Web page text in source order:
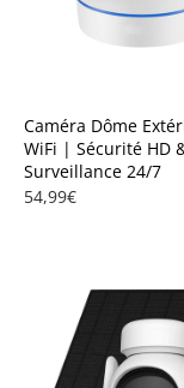
Caméra Dôme
WiFi | Sécurité HD
Surveillance 24/7
54,99€